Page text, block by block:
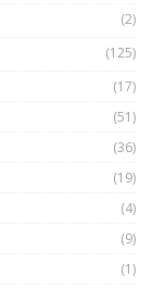
(2)
(125)
(17)
(51)
(36)
(19)
(4)
(9)
(1)